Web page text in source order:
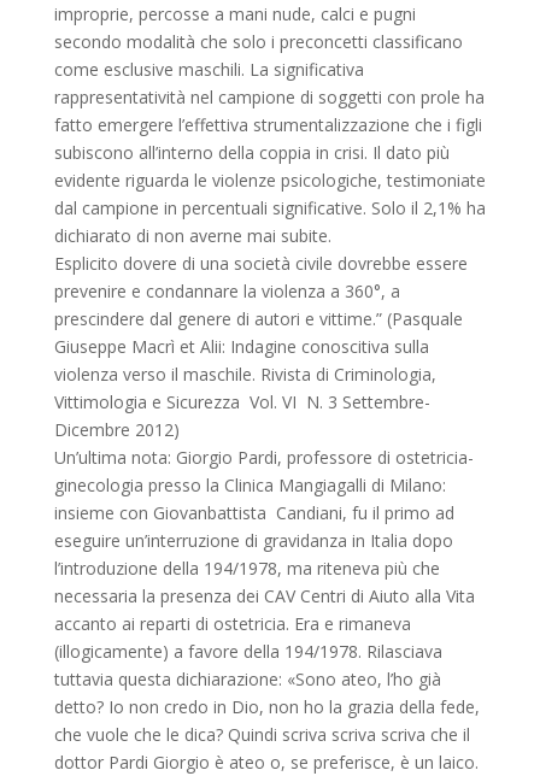
improprie, percosse a mani nude, calci e pugni
secondo modalità che solo i preconcetti classificano
come esclusive maschili. La significativa
rappresentatività nel campione di soggetti con prole ha
fatto emergere l’effettiva strumentalizzazione che i figli
subiscono all’interno della coppia in crisi. Il dato più
evidente riguarda le violenze psicologiche, testimoniate
dal campione in percentuali significative. Solo il 2,1% ha
dichiarato di non averne mai subite.
Esplicito dovere di una società civile dovrebbe essere
prevenire e condannare la violenza a 360°, a
prescindere dal genere di autori e vittime.” (Pasquale
Giuseppe Macrì et Alii: Indagine conoscitiva sulla
violenza verso il maschile. Rivista di Criminologia,
Vittimologia e Sicurezza Vol. VI N. 3 Settembre-
Dicembre 2012)
Un’ultima nota: Giorgio Pardi, professore di ostetricia-
ginecologia presso la Clinica Mangiagalli di Milano:
insieme con Giovanbattista Candiani, fu il primo ad
eseguire un’interruzione di gravidanza in Italia dopo
l’introduzione della 194/1978, ma riteneva più che
necessaria la presenza dei CAV Centri di Aiuto alla Vita
accanto ai reparti di ostetricia. Era e rimaneva
(illogicamente) a favore della 194/1978. Rilasciava
tuttavia questa dichiarazione: «Sono ateo, l’ho già
detto? Io non credo in Dio, non ho la grazia della fede,
che vuole che le dica? Quindi scriva scriva scriva che il
dottor Pardi Giorgio è ateo o, se preferisce, è un laico.